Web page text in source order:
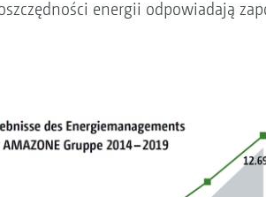
energii odpowiadają